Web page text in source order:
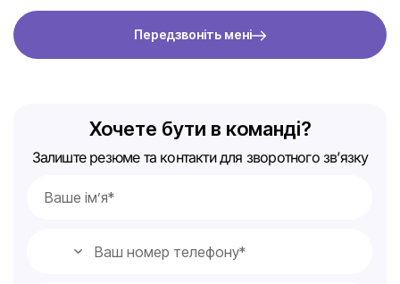
Передзвоніть мені
Хочете бути в команді?
Залиште резюме та контакти для зворотного зв’язку